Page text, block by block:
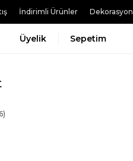
İndirimli Ürünler Dekorasyon
Üyelik Sepetim